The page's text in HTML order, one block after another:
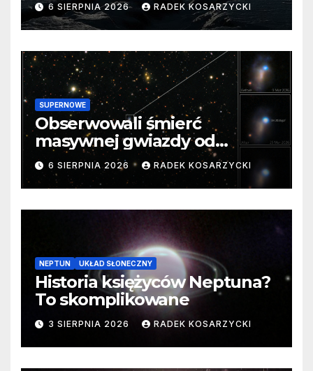
6 SIERPNIA 2026 RADEK KOSARZYCKI
SUPERNOWE
Obserwowali śmierć
masywnej gwiazdy od
samego początku. Niezwykle
cenne dane
6 SIERPNIA 2026 RADEK KOSARZYCKI
NEPTUN UKŁAD SŁONECZNY
Historia księżyców Neptuna?
To skomplikowane
3 SIERPNIA 2026 RADEK KOSARZYCKI